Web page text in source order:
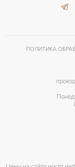
ПОЛИТИКА